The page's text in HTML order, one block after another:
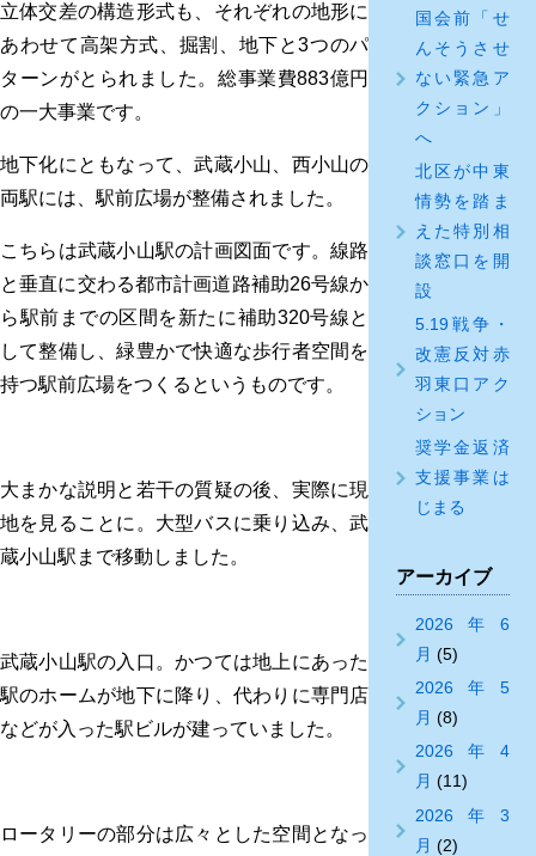
立体交差の構造形式も、それぞれの地形に
あわせて高架方式、掘割、地下と3つのパ
ターンがとられました。総事業費883億円
の一大事業です。
地下化にともなって、武蔵小山、西小山の
両駅には、駅前広場が整備されました。
こちらは武蔵小山駅の計画図面です。線路
と垂直に交わる都市計画道路補助26号線か
ら駅前までの区間を新たに補助320号線と
して整備し、緑豊かで快適な歩行者空間を
持つ駅前広場をつくるというものです。
大まかな説明と若干の質疑の後、実際に現
地を見ることに。大型バスに乗り込み、武
蔵小山駅まで移動しました。
武蔵小山駅の入口。かつては地上にあった
駅のホームが地下に降り、代わりに専門店
などが入った駅ビルが建っていました。
ロータリーの部分は広々とした空間となっ
国会前「せ
んそうさせ
ない緊急ア
クション」
へ
北区が中東
情勢を踏ま
えた特別相
談窓口を開
設
5.19戦争・
改憲反対赤
羽東口アク
ション
奨学金返済
支援事業は
じまる
アーカイブ
2026年6
月 (5)
2026年5
月 (8)
2026年4
月 (11)
2026年3
月 (2)